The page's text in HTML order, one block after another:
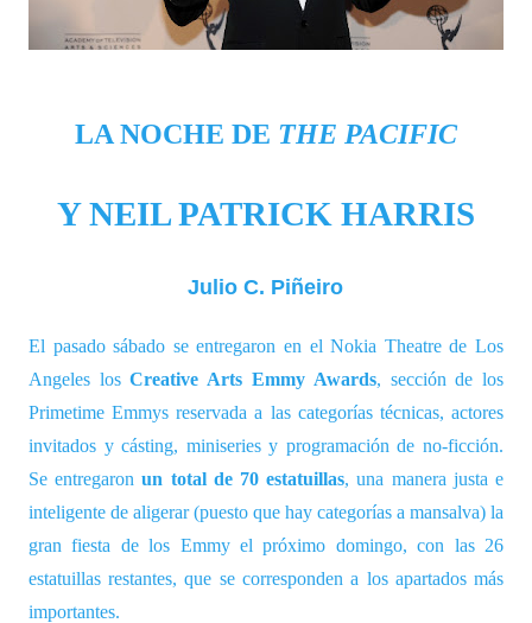
LA NOCHE DE THE PACIFIC
Y NEIL PATRICK HARRIS
Julio C. Piñeiro
El pasado sábado se entregaron en el Nokia Theatre de Los
Angeles losCreative Arts Emmy Awards, sección de los
Primetime Emmys reservada a las categorías técnicas, actores
invitados y cásting, miniseries y programación de no-ficción.
Se entregaronun total de 70 estatuillas, una manera justa e
inteligente de aligerar (puesto que hay categorías a mansalva) la
gran fiesta de los Emmy el próximo domingo, con las 26
estatuillas restantes, que se corresponden a los apartados más
importantes.